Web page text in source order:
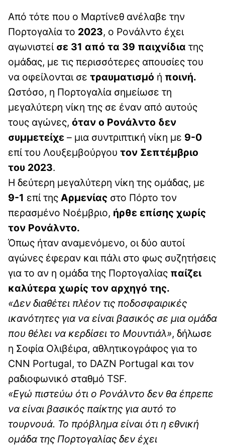
Από τότε που ο Μαρτίνεθ ανέλαβε την
Πορτογαλία το 2023, ο Ρονάλντο έχει
αγωνιστεί σε 31 από τα 39 παιχνίδια της
ομάδας, με τις περισσότερες απουσίες του
να οφείλονται σε τραυματισμό ή ποινή.
Ωστόσο, η Πορτογαλία σημείωσε τη
μεγαλύτερη νίκη της σε έναν από αυτούς
τους αγώνες, όταν ο Ρονάλντο δεν
συμμετείχε – μια συντριπτική νίκη με 9-0
επί του Λουξεμβούργου τον Σεπτέμβριο
του 2023.
Η δεύτερη μεγαλύτερη νίκη της ομάδας, με
9-1 επί της Αρμενίας στο Πόρτο τον
περασμένο Νοέμβριο, ήρθε επίσης χωρίς
τον Ρονάλντο.
Όπως ήταν αναμενόμενο, οι δύο αυτοί
αγώνες έφεραν και πάλι στο φως συζητήσεις
για το αν η ομάδα της Πορτογαλίας παίζει
καλύτερα χωρίς τον αρχηγό της.
«Δεν διαθέτει πλέον τις ποδοσφαιρικές
ικανότητες για να είναι βασικός σε μια ομάδα
που θέλει να κερδίσει το Μουντιάλ», δήλωσε
η Σοφία Ολιβέιρα, αθλητικογράφος για το
CNN Portugal, το DAZN Portugal και τον
ραδιοφωνικό σταθμό TSF.
«Εγώ πιστεύω ότι ο Ρονάλντο δεν θα έπρεπε
να είναι βασικός παίκτης για αυτό το
τουρνουά. Το πρόβλημα είναι ότι η εθνική
ομάδα της Πορτογαλίας δεν έχει